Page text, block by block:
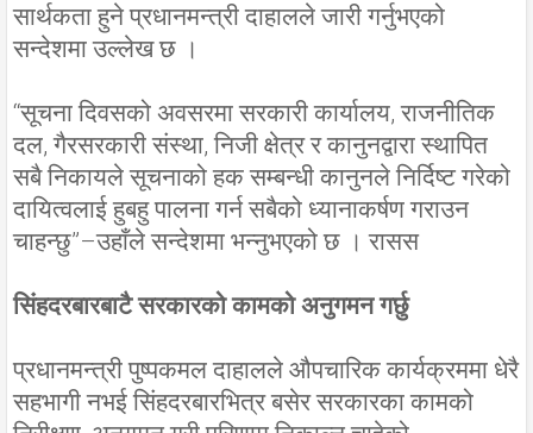
सार्थकता हुने प्रधानमन्त्री दाहालले जारी गर्नुभएको
सन्देशमा उल्लेख छ ।
“सूचना दिवसको अवसरमा सरकारी कार्यालय, राजनीतिक
दल, गैरसरकारी संस्था, निजी क्षेत्र र कानुनद्वारा स्थापित
सबै निकायले सूचनाको हक सम्बन्धी कानुनले निर्दिष्ट गरेको
दायित्वलाई हुबहु पालना गर्न सबैको ध्यानाकर्षण गराउन
चाहन्छु”–उहाँले सन्देशमा भन्नुभएको छ । रासस
सिंहदरबारबाटै सरकारको कामको अनुगमन गर्छु
प्रधानमन्त्री पुष्पकमल दाहालले औपचारिक कार्यक्रममा धेरै
सहभागी नभई सिंहदरबारभित्र बसेर सरकारका कामको